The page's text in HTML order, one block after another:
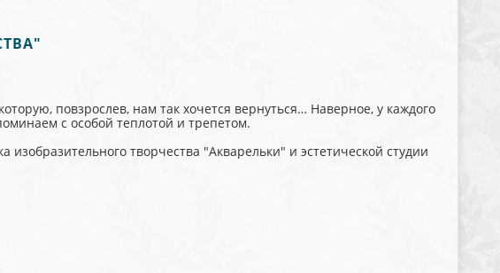
повзрослев, нам так хочется вернуться… Наверное, у каждого
с особой теплотой и трепетом.
изобразительного творчества "Акварельки" и эстетической студии